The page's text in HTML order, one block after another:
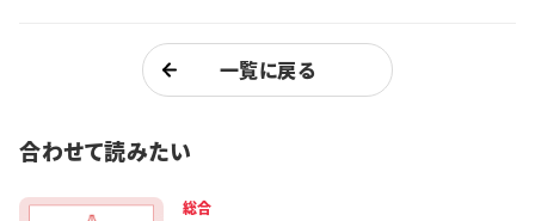
一覧に戻る
合わせて読みたい
総合